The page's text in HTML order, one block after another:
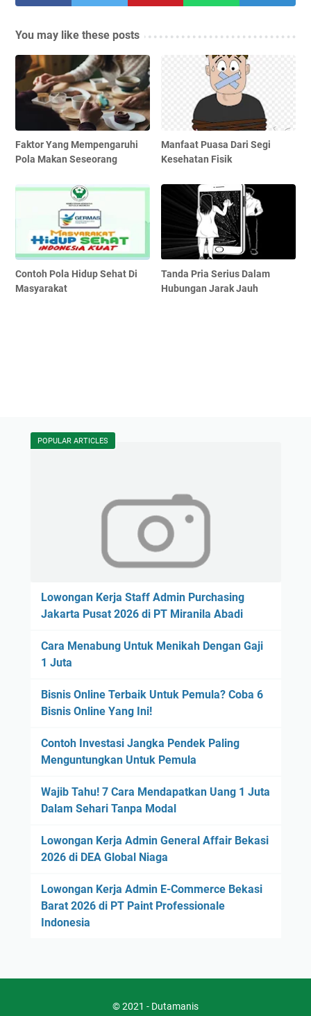
You may like these posts
Faktor Yang Mempengaruhi
Pola Makan Seseorang
Manfaat Puasa Dari Segi
Kesehatan Fisik
Contoh Pola Hidup Sehat Di
Masyarakat
Tanda Pria Serius Dalam
Hubungan Jarak Jauh
POPULAR ARTICLES
Lowongan Kerja Staff Admin Purchasing
Jakarta Pusat 2026 di PT Miranila Abadi
Cara Menabung Untuk Menikah Dengan Gaji
1 Juta
Bisnis Online Terbaik Untuk Pemula? Coba 6
Bisnis Online Yang Ini!
Contoh Investasi Jangka Pendek Paling
Menguntungkan Untuk Pemula
Wajib Tahu! 7 Cara Mendapatkan Uang 1 Juta
Dalam Sehari Tanpa Modal
Lowongan Kerja Admin General Affair Bekasi
2026 di DEA Global Niaga
Lowongan Kerja Admin E-Commerce Bekasi
Barat 2026 di PT Paint Professionale
Indonesia
© 2021 - Dutamanis